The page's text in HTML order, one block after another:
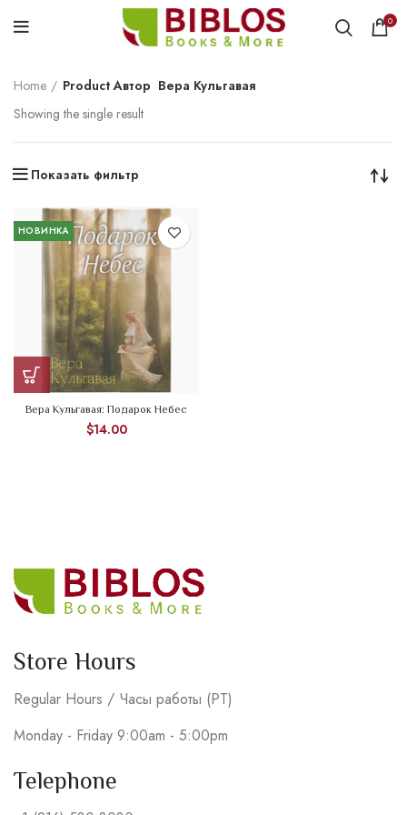
0
Home Product Автор Вера Кульгавая
Showing the single result
Показать фильтр
НОВИНКА
Вера Кульгавая: Подарок Небес
$14.00
Store Hours
Regular Hours / Часы работы (PT)
Monday - Friday 9:00am - 5:00pm
Telephone